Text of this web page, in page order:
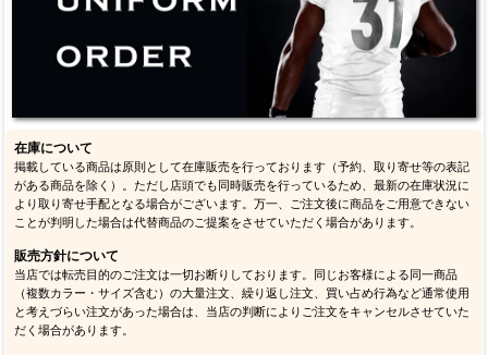
在庫について
掲載している商品は原則として在庫販売を行っております（予約、取り寄せ等の表記
がある商品を除く）。ただし店頭でも同時販売を行っているため、最新の在庫状況に
より取り寄せ手配となる場合がございます。万一、ご注文後に商品をご用意できない
ことが判明した場合は代替商品のご提案をさせていただく場合があります。
販売方針について
当店では転売目的のご注文は一切お断りしております。同じお客様による同一商品
（複数カラー・サイズ含む）の大量注文、繰り返し注文、買い占め行為など通常使用
と考えづらい注文があった場合は、当店の判断によりご注文をキャンセルさせていた
だく場合があります。